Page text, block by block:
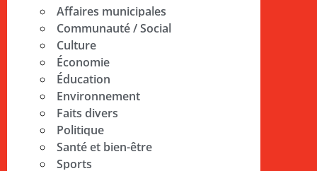
Affaires municipales
Communauté / Social
Culture
Économie
Éducation
Environnement
Faits divers
Politique
Santé et bien-être
Sports